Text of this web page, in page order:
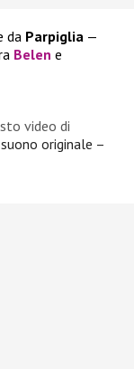
da Parpiglia —
Belen e
video di
originale –